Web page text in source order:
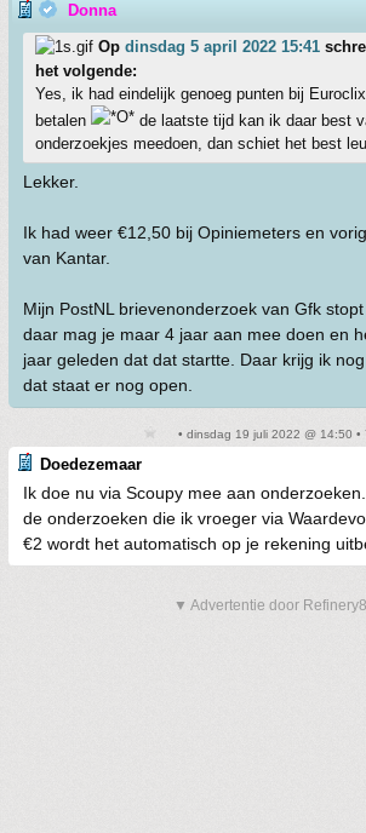
Donna
Op dinsdag 5 april 2022 15:41
het volgende:
Yes, ik had eindelijk genoeg punten bij
betalen
de laatste tijd kan ik daar best
onderzoekjes meedoen, dan schiet het best
Lekker.
Ik had weer €12,50 bij Opiniemeters en
van Kantar.
Mijn PostNL brievenonderzoek van Gfk
daar mag je maar 4 jaar aan mee doen en
jaar geleden dat dat startte. Daar krijg ik
dat staat er nog open.
• dinsdag 19 juli 2022 @ 14:50 •
Doedezemaar
Ik doe nu via Scoupy mee aan
de onderzoeken die ik vroeger via
€2 wordt het automatisch op je rekening
▼ Advertentie door